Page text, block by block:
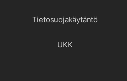
Tietosuojakäytäntö
UKK